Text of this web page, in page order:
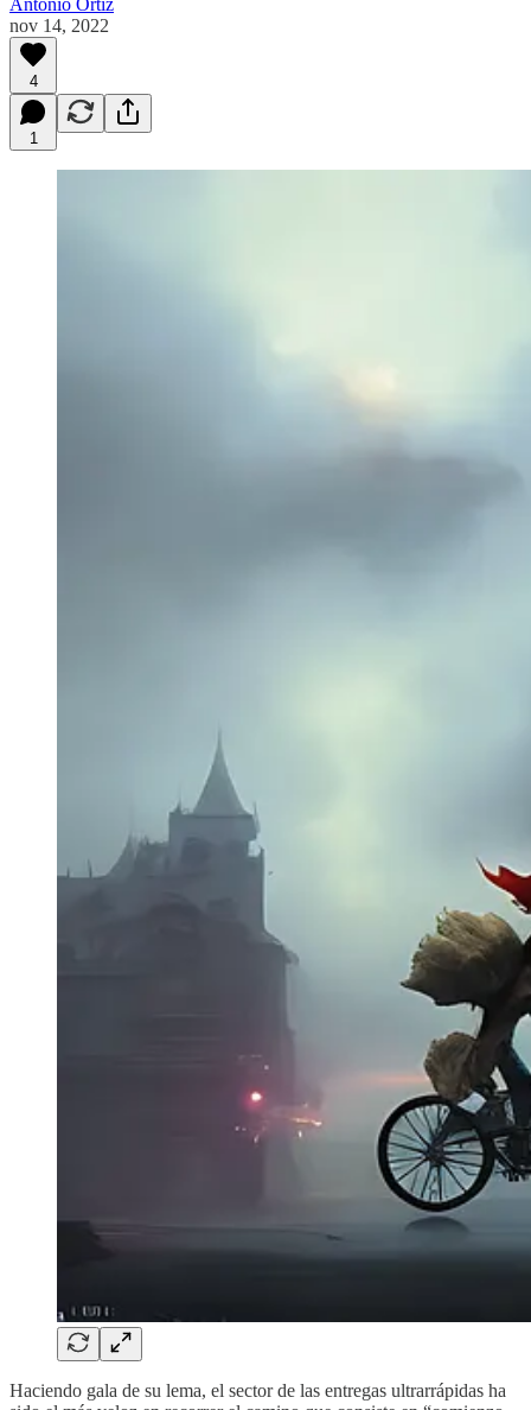
nov 14, 2022
4
1
Haciendo gala de su lema, el sector de las entregas ultrarrápidas ha